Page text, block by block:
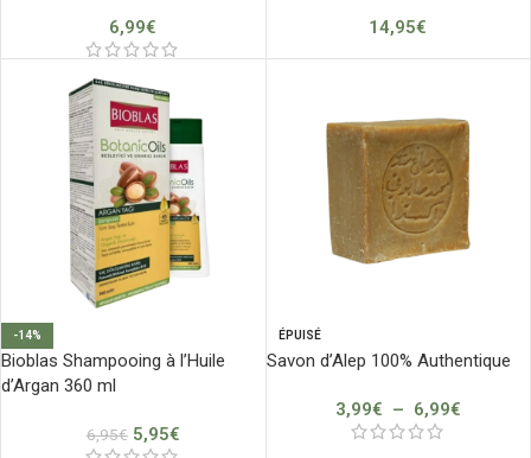
6,99€ 14,95€
-14%
Bioblas Shampooing à l’Huile
d’Argan 360 ml
6,95€ 5,95€
ÉPUISÉ
Savon d’Alep 100% Authentique
3,99€ – 6,99€